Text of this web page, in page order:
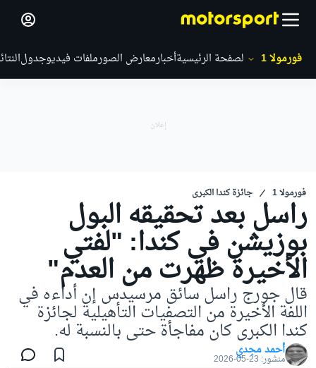
فورمولا 1 الصفحة الرئيسيةأخبارمعارض الصورملفات فيديوجدول
فورمولا 1 جائزة كندا الكبرى
راسل بعد تحقيقه البول
بوزيشن في كندا: "لفتي
الأخيرة ظهرت من العدم"
قال جورج راسل سائق مرسيدس إن أداءه في
اللفة الأخيرة من التصفيات التأهيلية لجائزة
كندا الكبرى كان مفاجأة حتى بالنسبة له.
أحمد مجدي
منشور: 23-05-2026